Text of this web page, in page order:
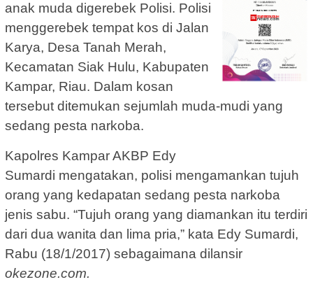
anak muda digerebek Polisi. Polisi
menggerebek tempat kos di Jalan
Karya, Desa Tanah Merah,
Kecamatan Siak Hulu, Kabupaten
Kampar, Riau. Dalam kosan
tersebut ditemukan sejumlah muda-mudi yang
sedang pesta narkoba.
Kapolres Kampar AKBP Edy
Sumardi mengatakan, polisi mengamankan tujuh
orang yang kedapatan sedang pesta narkoba
jenis sabu. “Tujuh orang yang diamankan itu terdiri
dari dua wanita dan lima pria,” kata Edy Sumardi,
Rabu (18/1/2017) sebagaimana dilansir
okezone.com.